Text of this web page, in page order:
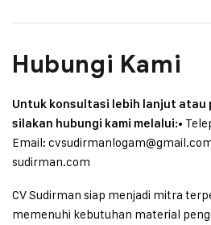
Hubungi Kami
Untuk konsultasi lebih lanjut atau
silakan hubungi kami melalui:•
Email:
sudirman.com
CV Sudirman siap menjadi mitra
memenuhi kebutuhan material